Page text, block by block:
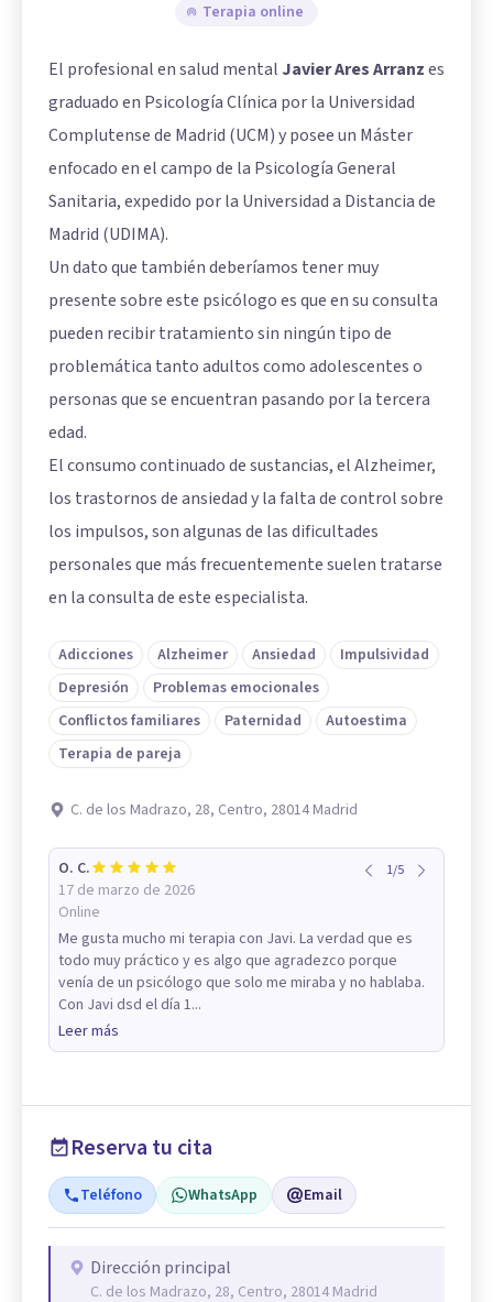
Terapia online
El profesional en salud mental Javier Ares Arranzes
graduado en Psicología Clínica por la Universidad
Complutense de Madrid (UCM) y posee un Máster
enfocado en el campo de la Psicología General
Sanitaria, expedido por la Universidad a Distancia de
Madrid (UDIMA).
Un dato que también deberíamos tener muy
presente sobre este psicólogo es que en su consulta
pueden recibir tratamiento sin ningún tipo de
problemática tanto adultos como adolescentes o
personas que se encuentran pasando por la tercera
edad.
El consumo continuado de sustancias, el Alzheimer,
los trastornos de ansiedad y la falta de control sobre
los impulsos, son algunas de las dificultades
personales que más frecuentemente suelen tratarse
en la consulta de este especialista.
Adicciones Alzheimer Ansiedad
Impulsividad
Depresión
Problemas emocionales
Conflictos familiares
Paternidad
Autoestima
Terapia de pareja
C. de los Madrazo, 28, Centro, 28014 Madrid
O. C.
17 de marzo de 2026
Online
1/5
Me gusta mucho mi terapia con Javi. La verdad que es
todo muy práctico y es algo que agradezco porque
venía de un psicólogo que solo me miraba y no hablaba.
Con Javi dsd el día 1...
Leer más
Reserva tu cita
Teléfono WhatsApp Email
Dirección principal
C. de los Madrazo, 28, Centro, 28014 Madrid